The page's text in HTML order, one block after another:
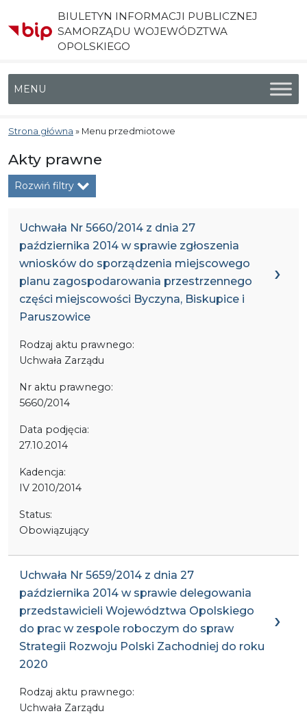
BIULETYN INFORMACJI PUBLICZNEJ
SAMORZĄDU WOJEWÓDZTWA
OPOLSKIEGO
Menu główne
Strona główna » Menu przedmiotowe
Akty prawne
Rozwiń filtry
Uchwała Nr 5660/2014 z dnia 27
października 2014 w sprawie zgłoszenia
wniosków do sporządzenia miejscowego
planu zagospodarowania przestrzennego
części miejscowości Byczyna, Biskupice i
Paruszowice
Rodzaj aktu prawnego:
Uchwała Zarządu
Nr aktu prawnego:
5660/2014
Data podjęcia:
27.10.2014
Kadencja:
IV 2010/2014
Status:
Obowiązujący
Uchwała Nr 5659/2014 z dnia 27
października 2014 w sprawie delegowania
przedstawicieli Województwa Opolskiego
do prac w zespole roboczym do spraw
Strategii Rozwoju Polski Zachodniej do roku
2020
Rodzaj aktu prawnego:
Uchwała Zarządu